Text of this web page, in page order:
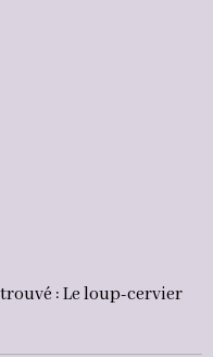
: Le loup-cervier